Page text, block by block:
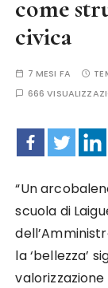
come
civica
7 MESI FA
666
“Un
scuola di
la ‘bellezza’